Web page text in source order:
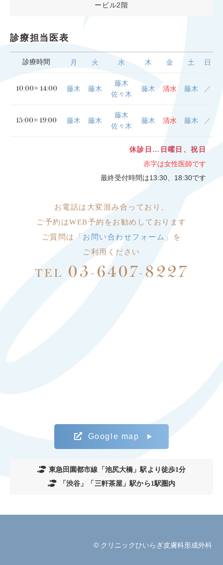
ービル2階
診療担当医表
診療時間 月 火 水 木 金 土 日
10:00 14:00 藤木 藤木
藤木
佐々木
藤木 清水 藤木 ／
15:00 19:00 藤木 藤木
藤木
佐々木
藤木 清水 藤木 ／
休診日…日曜日、祝日
赤字は女性医師です
最終受付時間は13:30、18:30です
お電話は大変混み合っており、
ご予約はWEB予約をお勧めしております
ご質問は「お問い合わせフォーム 」を
ご利用ください
TEL 03-6407-8227
Google map
東急田園都市線「池尻大橋」駅より徒歩1分
「渋谷」「三軒茶屋」駅から1駅圏内
© クリニックひいらぎ皮膚科形成外科